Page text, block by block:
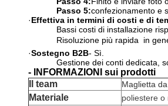
Passo 5:confezionamento e
·Effettiva in termini di costi e di
Bassi costi di installazione
Risoluzione più rapida  in
·Sostegno B2B- Sì.
Gestione dei conti dedicata,
- INFORMAZIONI sui prodotti
Il team
Maglietta
Materiale
poliestere o